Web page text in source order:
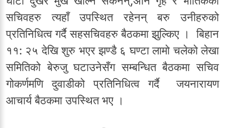
सचिवहरु त्यहाँ उपस्थित रहेनन् बरु उनीहरुको
प्रतिनिधित्व गर्दै सहसचिवहरु बैठकमा झुल्किए । बिहान
११: २५ देखि शुरु भएर झण्डै ६ घण्टा लामो चलेको लेखा
समितिको बेरुजु घटाउनेसँग सम्बन्धित बैठकमा सचिव
गोकर्णमणि दुवाडीको प्रतिनिधित्व गर्दै जयनारायण
आचार्य बैठकमा उपस्थित भए ।